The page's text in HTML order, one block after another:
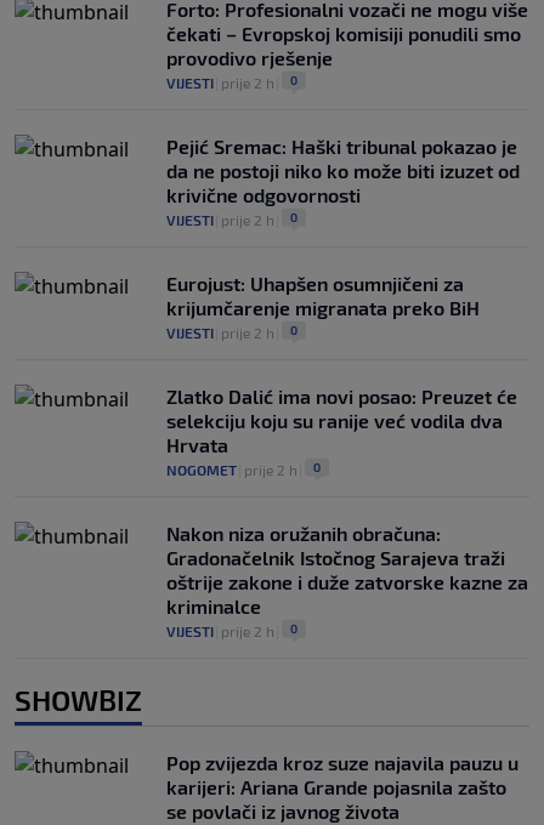
Forto: Profesionalni vozači ne mogu više
čekati – Evropskoj komisiji ponudili smo
provodivo rješenje
VIJESTI prije 2 h 0
Pejić Sremac: Haški tribunal pokazao je
da ne postoji niko ko može biti izuzet od
krivične odgovornosti
VIJESTI prije 2 h 0
Eurojust: Uhapšen osumnjičeni za
krijumčarenje migranata preko BiH
VIJESTI prije 2 h 0
Zlatko Dalić ima novi posao: Preuzet će
selekciju koju su ranije već vodila dva
Hrvata
NOGOMET prije 2 h 0
Nakon niza oružanih obračuna:
Gradonačelnik Istočnog Sarajeva traži
oštrije zakone i duže zatvorske kazne za
kriminalce
VIJESTI prije 2 h 0
SHOWBIZ
Pop zvijezda kroz suze najavila pauzu u
karijeri: Ariana Grande pojasnila zašto
se povlači iz javnog života